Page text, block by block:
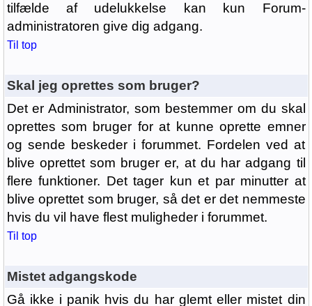
tilfælde af udelukkelse kan kun Forum-
administratoren give dig adgang.
Til top
Skal jeg oprettes som bruger?
Det er Administrator, som bestemmer om du skal
oprettes som bruger for at kunne oprette emner
og sende beskeder i forummet. Fordelen ved at
blive oprettet som bruger er, at du har adgang til
flere funktioner. Det tager kun et par minutter at
blive oprettet som bruger, så det er det nemmeste
hvis du vil have flest muligheder i forummet.
Til top
Mistet adgangskode
Gå ikke i panik hvis du har glemt eller mistet din